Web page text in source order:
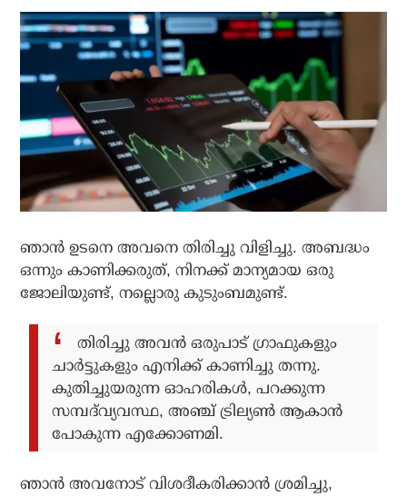
ഞാന്‍ ഉടനെ അവനെ തിരിച്ചു വിളിച്ചു. അബദ്ധം
ഒന്നും കാണിക്കരുത്, നിനക്ക് മാന്യമായ ഒരു
ജോലിയുണ്ട്, നല്ലൊരു കുടുംബമുണ്ട്.
തിരിച്ചു അവന്‍ ഒരുപാട് ഗ്രാഫുകളും
ചാര്‍ട്ടുകളും എനിക്ക് കാണിച്ചു തന്നു.
കുതിച്ചുയരുന്ന ഓഹരികള്‍, പറക്കുന്ന
സമ്പദ്‌വ്യവസ്ഥ, അഞ്ച് ട്രില്യണ്‍ ആകാന്‍
പോകുന്ന എക്കോണമി.
ഞാന്‍ അവനോട് വിശദീകരിക്കാന്‍ ശ്രമിച്ചു,